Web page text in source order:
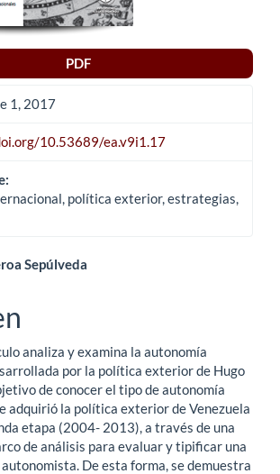
PDF
1, 2017
10.53689/ea.v9i1.17
política exterior, estrategias,
Sepúlveda
analiza y examina la autonomía
por la política exterior de Hugo
de conocer el tipo de autonomía
adquirió la política exterior de Venezuela
etapa (2004- 2013), a través de una
de análisis para evaluar y tipificar una
De esta forma, se demuestra